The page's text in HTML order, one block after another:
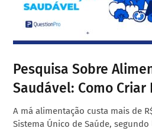
Pesquisa Sobre
Saudável: Como Criar
A má alimentação custa mais de
Sistema Único de Saúde,